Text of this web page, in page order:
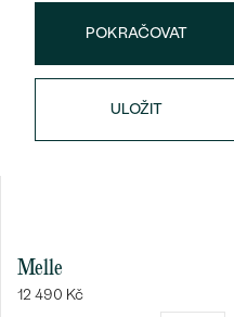
POKRAČOVAT
ULOŽIT
Melle
12 490 Kč